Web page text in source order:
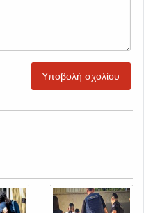
Υποβολή σχολίου